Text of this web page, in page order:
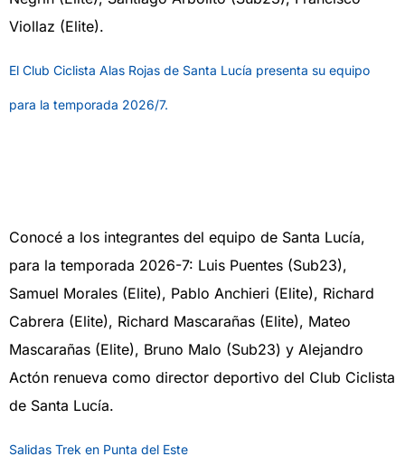
Viollaz (Elite).
El Club Ciclista Alas Rojas de Santa Lucía presenta su equipo
para la temporada 2026/7.
Conocé a los integrantes del equipo de Santa Lucía,
para la temporada 2026-7: Luis Puentes (Sub23),
Samuel Morales (Elite), Pablo Anchieri (Elite), Richard
Cabrera (Elite), Richard Mascarañas (Elite), Mateo
Mascarañas (Elite), Bruno Malo (Sub23) y Alejandro
Actón renueva como director deportivo del Club Ciclista
de Santa Lucía.
Salidas Trek en Punta del Este